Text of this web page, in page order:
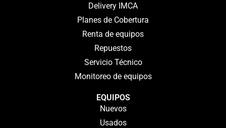
Delivery IMCA
Planes de Cobertura
Renta de equipos
Repuestos
Servicio Técnico
Monitoreo de equipos
EQUIPOS
Nuevos
Usados